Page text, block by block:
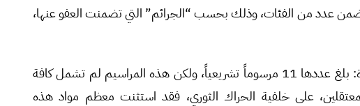
عدد من الفئات، وذلك بحسب “الجرائم” التي تضمنت العفو عنها،
مراسيم تتضمن العفو عن معتقلي الثورة: بلغ عددها 11 مرسوماً تشريعياً، ولكن هذه المراسيم لم تشمل كافة
على خلفية الحراك الثوري، فقد استثنت معظم مواد هذه